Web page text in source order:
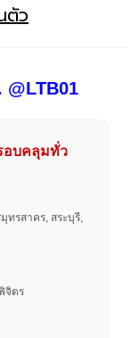
ตัว
@LTB01
อบคลุมทั่ว
ทรสาคร, สระบุรี,
จิตร